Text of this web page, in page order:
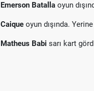
Emerson Batalla oyun
Caique oyun dışında.
Matheus Babi sarı kart